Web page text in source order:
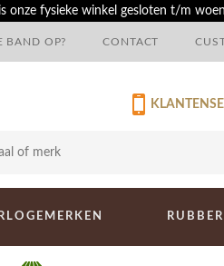
onze fysieke winkel gesloten t/m
BAND OP? CONTACT
RUBBER